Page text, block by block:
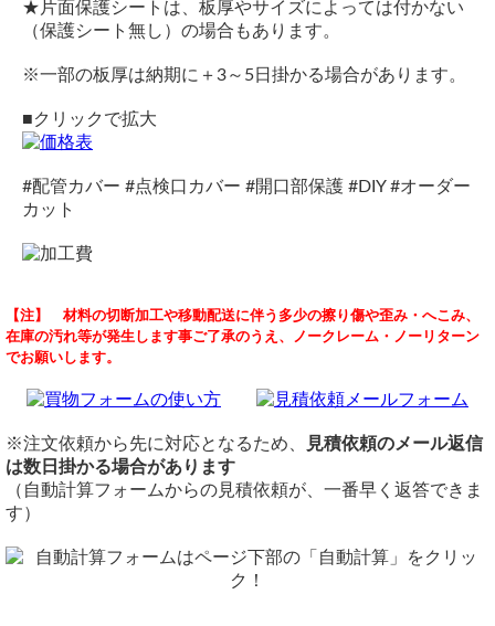
★片面保護シートは、板厚やサイズによっては付かない
（保護シート無し）の場合もあります。
※一部の板厚は納期に＋3～5日掛かる場合があります。
■クリックで拡大
#配管カバー #点検口カバー #開口部保護 #DIY #オーダー
カット
アルミ板(A5052) 円形 ドーナッツ板 の希望板厚・任意内外径
円寸法でのレーザーカット・ウォーターカット切り売り販売
です。
各種工作など多用途にご利用ください。
レーザーカット品は取り寄せとなりますので、納期は注文確
定から数日（土日祝除く）を要します。
※一部の板厚は納期に＋3～5日掛かる場合があります。
【細幅ドーナツ板について】
外径と内径の差が5mm以下/板厚ｘ2mm以下の細幅ドーナツ
板を希望される場合、板厚や径によっては加工不可の場合も
ございますので、一度お問い合わせください。（自動計算で
アルミ(A5052) 円形 ドーナッツ板
材質
アルミ板(A5052)
切断
切断公差：±0.2mm ～ 0.3mm（板厚・切断サイズによる）
※レーザーカット切断品は取り寄せとなりますので、納期は
ご注文確定から数日（土日祝除く）を要します。
同サイズまとめ買いで多数同時注文割引適用！詳しくはこち
（ 2025/11/16 ）
アルミドーナツタイプ
外径170ミリ内径130ミリ厚み12ミリ
数量1枚
見積り宜しくお願いします
在庫状況：メーカー切断取り寄せ品
納期目安：注文確定後（入金確認後）、3～5営業日以内に発送予定
《 見積内容 》
厚み12.0mm 外径170φ 内径130φ
【注】 材料の切断加工や移動配送に伴う多少の擦り傷や歪み・へこみ、
在庫の汚れ等が発生します事ご了承のうえ、ノークレーム・ノーリターン
でお願いします。
※注文依頼から先に対応となるため、
見積依頼のメール返信
は数日掛かる場合があります
（自動計算フォームからの見積依頼が、一番早く返答できま
す）